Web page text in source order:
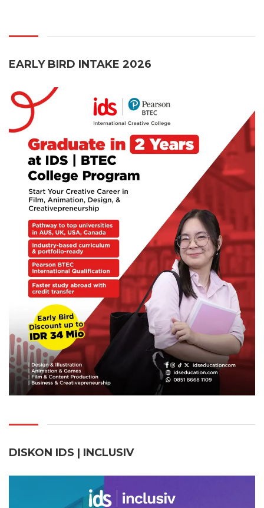
EARLY BIRD INTAKE 2026
DISKON IDS | INCLUSIV